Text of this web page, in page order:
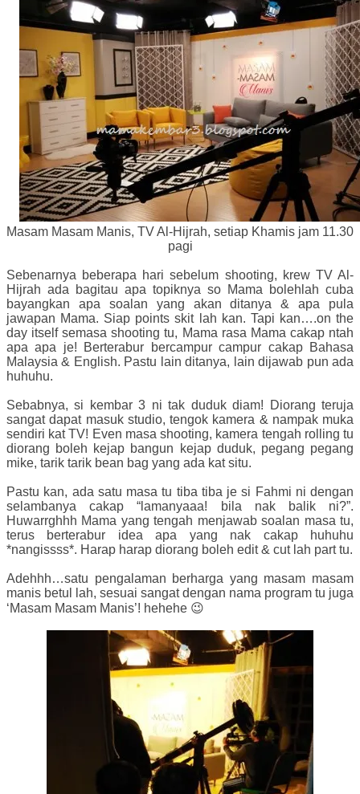
Masam Masam Manis, TV Al-Hijrah, setiap Khamis jam 11.30
pagi
Sebenarnya beberapa hari sebelum shooting, krew TV Al-
Hijrah ada bagitau apa topiknya so Mama bolehlah cuba
bayangkan apa soalan yang akan ditanya & apa pula
jawapan Mama. Siap points skit lah kan. Tapi kan….on the
day itself semasa shooting tu, Mama rasa Mama cakap ntah
apa apa je! Berterabur bercampur campur cakap Bahasa
Malaysia & English. Pastu lain ditanya, lain dijawab pun ada
huhuhu.
Sebabnya, si kembar 3 ni tak duduk diam! Diorang teruja
sangat dapat masuk studio, tengok kamera & nampak muka
sendiri kat TV! Even masa shooting, kamera tengah rolling tu
diorang boleh kejap bangun kejap duduk, pegang pegang
mike, tarik tarik bean bag yang ada kat situ.
Pastu kan, ada satu masa tu tiba tiba je si Fahmi ni dengan
selambanya cakap “lamanyaaa! bila nak balik ni?”.
Huwarrghhh Mama yang tengah menjawab soalan masa tu,
terus berterabur idea apa yang nak cakap huhuhu
*nangissss*. Harap harap diorang boleh edit & cut lah part tu.
Adehhh…satu pengalaman berharga yang masam masam
manis betul lah, sesuai sangat dengan nama program tu juga
‘Masam Masam Manis’! hehehe 😉